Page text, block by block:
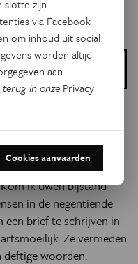
Dit is een artikel van:
Vlaamse PhD Cup
is
ik uwen bijstand
in de negentiende
brief te schrijven in
Ze vermeden
deftige woorden.
slotte zijn
via Facebook
om inhoud uit social
worden altijd
aan
in onze Privacy
Cookies aanvaarden